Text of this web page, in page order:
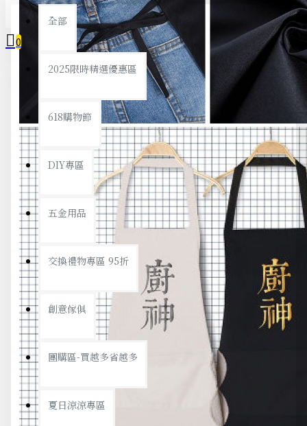
全部
2025限時精選優惠區
618購物節
DIY專區
五金用品
交換禮物專區 95折
創意傢俱
團購區-買越多省越多
夏日涼涼專區
0
您的購物車內沒有商品！